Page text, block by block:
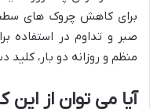
برای کاهش چروک های
منظم و روزانه دو بار،
آیا می توان از این